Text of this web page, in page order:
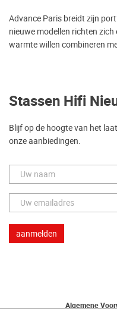
Advance Paris breidt zijn
nieuwe modellen richten
warmte willen combineren
Stassen Hifi
Blijf op de hoogte van het
onze aanbiedingen.
Algemene